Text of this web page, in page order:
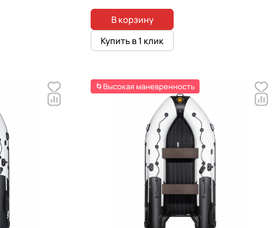
В корзину
Купить в 1 клик
🌀Высокая маневренность